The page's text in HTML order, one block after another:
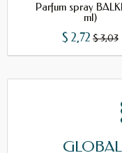
Parfum spray
ml)
$ 2,72 $ 3,03